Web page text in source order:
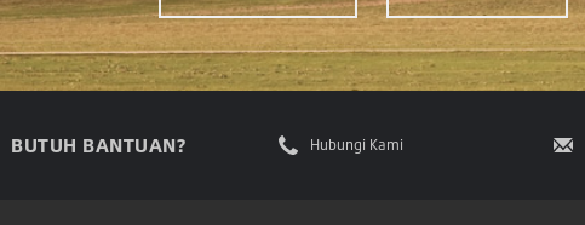
BUTUH BANTUAN? Hubungi Kami